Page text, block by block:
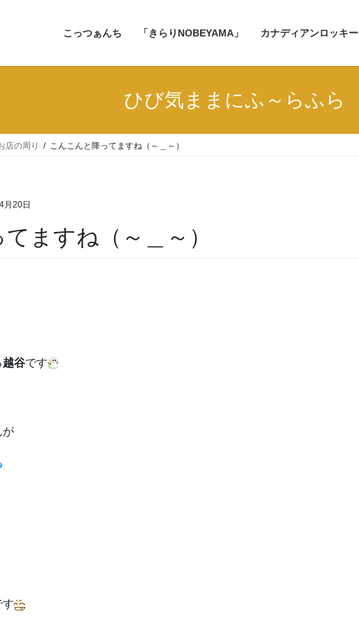
こっつぁんち 「きらりNOBEYAMA」 カナディアンロッキー
ひび気ままにふ～らふら
店の周り こんこんと降ってますね（～＿～）
月20日
ますね（～＿～）
越谷です
が
す